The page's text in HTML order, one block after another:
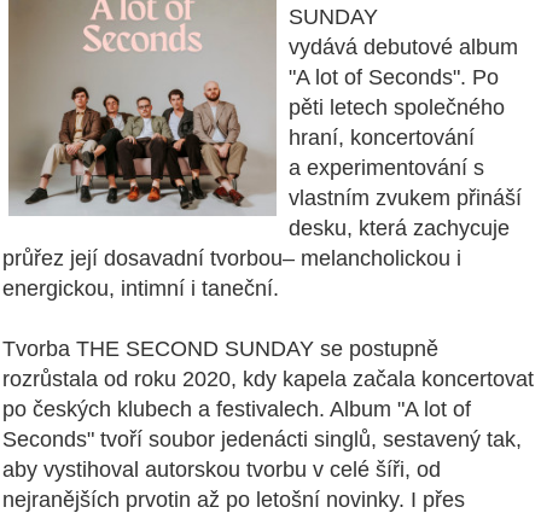
SUNDAY
vydává debutové album
"A lot of Seconds". Po
pěti letech společného
hraní, koncertování
a experimentování s
vlastním zvukem přináší
desku, která zachycuje
průřez její dosavadní tvorbou– melancholickou i
energickou, intimní i taneční.
Tvorba THE SECOND SUNDAY se postupně
rozrůstala od roku 2020, kdy kapela začala koncertovat
po českých klubech a festivalech. Album "A lot of
Seconds" tvoří soubor jedenácti singlů, sestavený tak,
aby vystihoval autorskou tvorbu v celé šíři, od
nejranějších prvotin až po letošní novinky. I přes